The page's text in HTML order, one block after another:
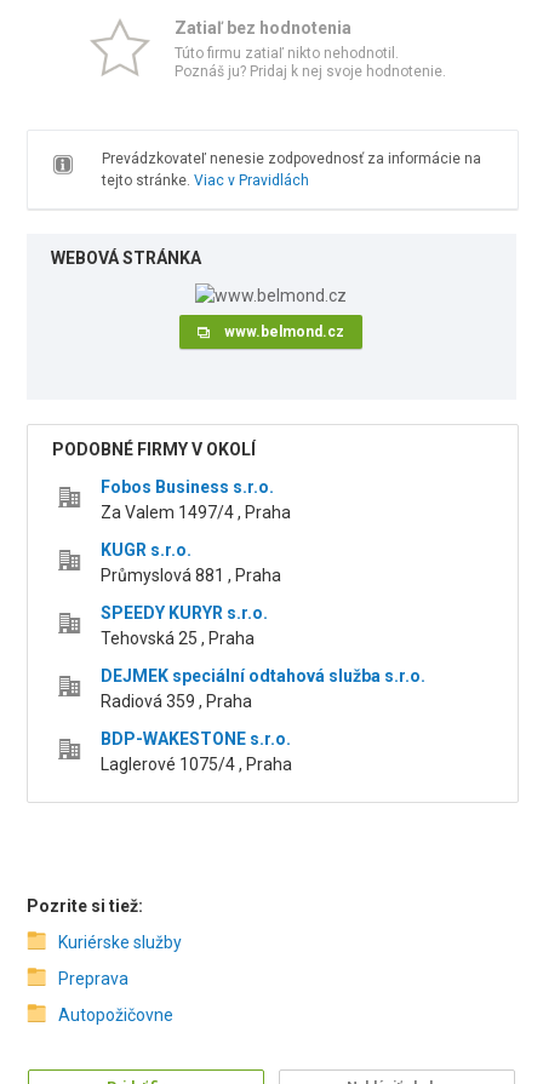
Zatiaľ bez hodnotenia
Túto firmu zatiaľ nikto nehodnotil.
Poznáš ju? Pridaj k nej svoje hodnotenie.
Prevádzkovateľ nenesie zodpovednosť za informácie na
tejto stránke. Viac v Pravidlách
WEBOVÁ STRÁNKA
www.belmond.cz
PODOBNÉ FIRMY V OKOLÍ
Fobos Business s.r.o.
Za Valem 1497/4 , Praha
KUGR s.r.o.
Průmyslová 881 , Praha
SPEEDY KURYR s.r.o.
Tehovská 25 , Praha
DEJMEK speciální odtahová služba s.r.o.
Radiová 359 , Praha
BDP-WAKESTONE s.r.o.
Laglerové 1075/4 , Praha
Pozrite si tiež:
Kuriérske služby
Preprava
Autopožičovne